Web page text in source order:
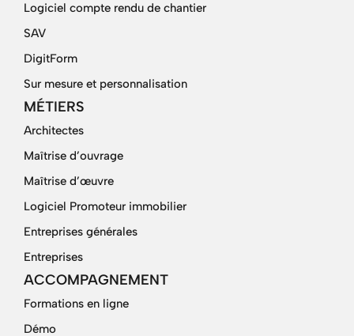
Logiciel compte rendu de chantier
SAV
DigitForm
Sur mesure et personnalisation
MÉTIERS
Architectes
Maîtrise d’ouvrage
Maîtrise d’œuvre
Logiciel Promoteur immobilier
Entreprises générales
Entreprises
ACCOMPAGNEMENT
Formations en ligne
Démo